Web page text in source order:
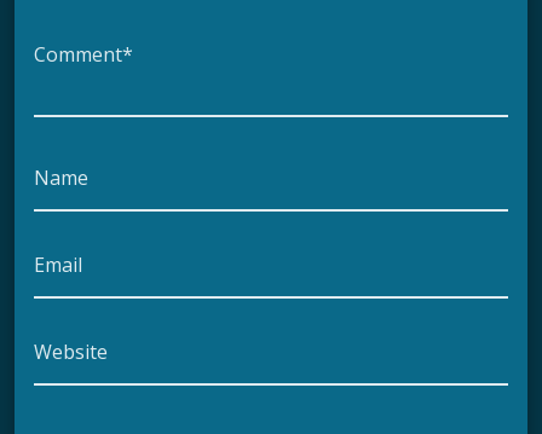
Comment*
Name
Email
Website